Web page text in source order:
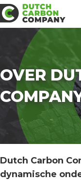
OVER
Dutch Carbon
dynamische